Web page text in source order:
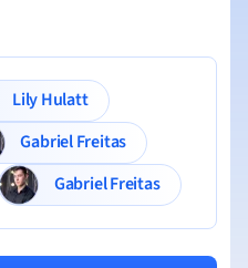
Lily Hulatt
Gabriel Freitas
Gabriel Freitas